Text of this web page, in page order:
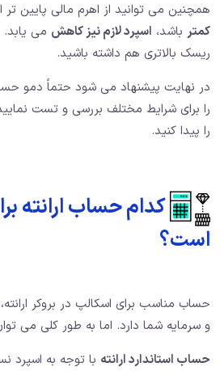
همچنین می توانید از اهرم مالی پایین تر
کمتر باشد، اسپرد لازم نیز کاهش می یابد.
ریسک بالاتری هم داشته باشید.
در نهایت پیشنهاد می شود حتماً دمو
را برای شرایط مختلف بررسی و تست
را پیدا کنید.
کدام حساب ارانته
است؟
حساب مناسب برای اسکالپ در بروکر
و سرمایه شما دارد. اما به طور کلی می
حساب استاندارد ارانته با توجه به اسپرد